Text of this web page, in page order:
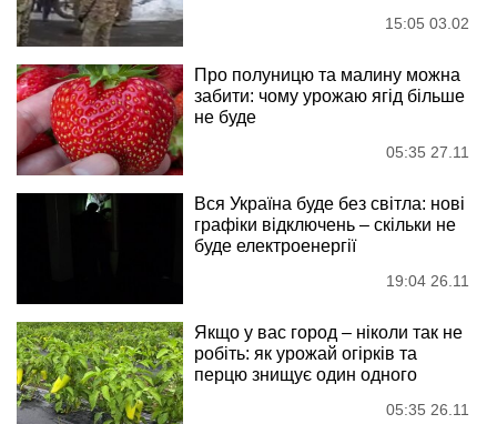
15:05 03.02
Про полуницю та малину можна
забити: чому урожаю ягід більше
не буде
05:35 27.11
Вся Україна буде без світла: нові
графіки відключень – скільки не
буде електроенергії
19:04 26.11
Якщо у вас город – ніколи так не
робіть: як урожай огірків та
перцю знищує один одного
05:35 26.11